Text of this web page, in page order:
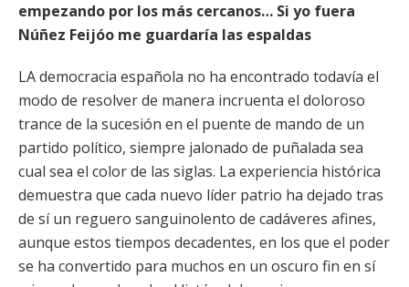
empezando por los más cercanos… Si yo fuera
Núñez Feijóo me guardaría las espaldas
LA democracia española no ha encontrado todavía el
modo de resolver de manera incruenta el doloroso
trance de la sucesión en el puente de mando de un
partido político, siempre jalonado de puñalada sea
cual sea el color de las siglas. La experiencia histórica
demuestra que cada nuevo líder patrio ha dejado tras
de sí un reguero sanguinolento de cadáveres afines,
aunque estos tiempos decadentes, en los que el poder
se ha convertido para muchos en un oscuro fin en sí